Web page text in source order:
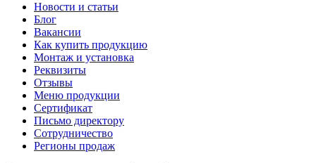
Новости и статьи
Блог
Вакансии
Как купить продукцию
Монтаж и установка
Реквизиты
Отзывы
Меню продукции
Сертификат
Письмо директору
Сотрудничество
Регионы продаж